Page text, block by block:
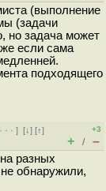
(выполнение
(задачи
но задача может
если сама
подходящего
· · ·][↓] [↑]
+3
+ / –
разных
обнаружили,